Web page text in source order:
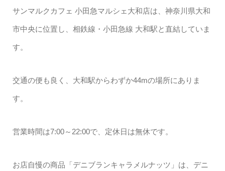
サンマルクカフェ 小田急マルシェ大和店は、神奈川県大和
市中央に位置し、相鉄線・小田急線 大和駅と直結していま
す。
交通の便も良く、大和駅からわずか44mの場所にありま
す。
営業時間は7:00～22:00で、定休日は無休です。
お店自慢の商品「デニブランキャラメルナッツ」は、デニ